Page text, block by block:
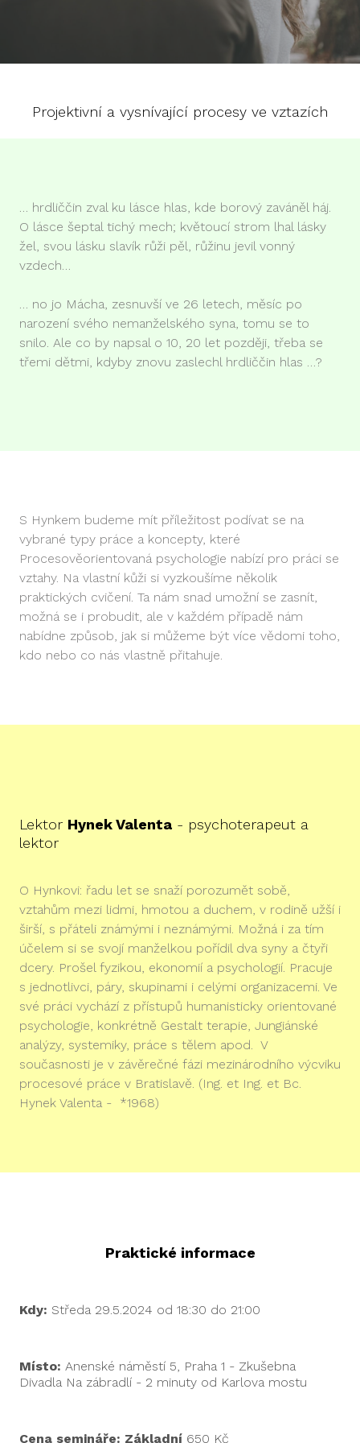
Projektivní a vysnívající procesy ve vztazích
… hrdliččin zval ku lásce hlas, kde borový zaváněl háj.
O lásce šeptal tichý mech; květoucí strom lhal lásky
žel, svou lásku slavík růži pěl, růžinu jevil vonný
vzdech…
… no jo Mácha, zesnuvší ve 26 letech, měsíc po
narození svého nemanželského syna, tomu se to
snilo. Ale co by napsal o 10, 20 let později, třeba se
třemi dětmi, kdyby znovu zaslechl hrdliččin hlas …?
S Hynkem budeme mít příležitost podívat se na
vybrané typy práce a koncepty, které
Procesověorientovaná psychologie nabízí pro práci se
vztahy. Na vlastní kůži si vyzkoušíme několik
praktických cvičení. Ta nám snad umožní se zasnít,
možná se i probudit, ale v každém případě nám
nabídne způsob, jak si můžeme být více vědomi toho,
kdo nebo co nás vlastně přitahuje.
Lektor Hynek Valenta - psychoterapeut a
lektor
O Hynkovi: řadu let se snaží porozumět sobě,
vztahům mezi lidmi, hmotou a duchem, v rodině užší i
širší, s přáteli známými i neznámými. Možná i za tím
účelem si se svojí manželkou pořídil dva syny a čtyři
dcery. Prošel fyzikou, ekonomií a psychologií. Pracuje
s jednotlivci, páry, skupinami i celými organizacemi. Ve
své práci vychází z přístupů humanisticky orientované
psychologie, konkrétně Gestalt terapie, Jungiánské
analýzy, systemiky, práce s tělem apod. V
současnosti je v závěrečné fázi mezinárodního výcviku
procesové práce v Bratislavě. (Ing. et Ing. et Bc.
Hynek Valenta - *1968)
Praktické informace
Kdy: Středa 29.5.2024 od 18:30 do 21:00
Místo: Anenské náměstí 5, Praha 1 - Zkušebna
Divadla Na zábradlí - 2 minuty od Karlova mostu
Cena semináře: Základní 650 Kč